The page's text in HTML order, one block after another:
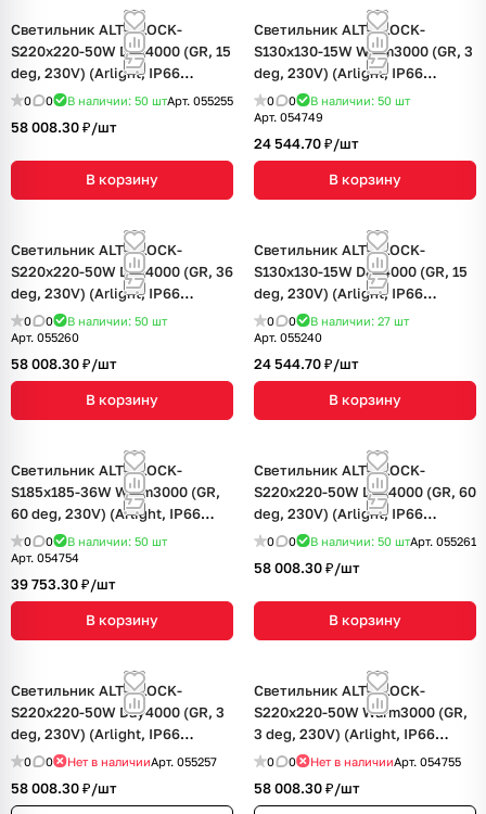
Светильник ALT-BLOCK-
S220x220-50W Day4000 (GR, 15
deg, 230V) (Arlight, IP66
Металл, 3 года)
0 0 В наличии: 50 штАрт. 055255
58 008.30 ₽/шт
В корзину
Светильник ALT-BLOCK-
S130x130-15W Warm3000 (GR, 3
deg, 230V) (Arlight, IP66
Металл, 3 года)
0 0 В наличии: 50 шт
Арт. 054749
24 544.70 ₽/шт
В корзину
Светильник ALT-BLOCK-
S220x220-50W Day4000 (GR, 36
deg, 230V) (Arlight, IP66
Металл, 3 года)
0 0 В наличии: 50 шт
Арт. 055260
58 008.30 ₽/шт
В корзину
Светильник ALT-BLOCK-
S130x130-15W Day4000 (GR, 15
deg, 230V) (Arlight, IP66
Металл, 3 года)
0 0 В наличии: 27 шт
Арт. 055240
24 544.70 ₽/шт
В корзину
Светильник ALT-BLOCK-
S185x185-36W Warm3000 (GR,
60 deg, 230V) (Arlight, IP66
Металл, 3 года)
0 0 В наличии: 50 шт
Арт. 054754
39 753.30 ₽/шт
В корзину
Светильник ALT-BLOCK-
S220x220-50W Day4000 (GR, 60
deg, 230V) (Arlight, IP66
Металл, 3 года)
0 0 В наличии: 50 штАрт. 055261
58 008.30 ₽/шт
В корзину
Светильник ALT-BLOCK-
S220x220-50W Day4000 (GR, 3
deg, 230V) (Arlight, IP66
Металл, 3 года)
0 0 Нет в наличииАрт. 055257
58 008.30 ₽/шт
Светильник ALT-BLOCK-
S220x220-50W Warm3000 (GR,
3 deg, 230V) (Arlight, IP66
Металл, 3 года)
0 0 Нет в наличииАрт. 054755
58 008.30 ₽/шт